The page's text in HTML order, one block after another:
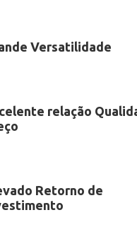
Versatilidade
relação
Retorno de